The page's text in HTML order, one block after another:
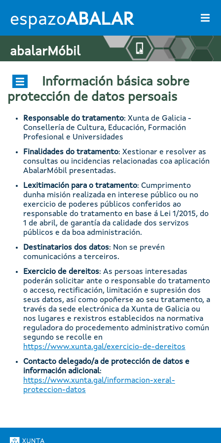
espazoABALAR
abalarMóbil
Información básica sobre
protección de datos persoais
Responsable do tratamento: Xunta de Galicia -
Consellería de Cultura, Educación, Formación
Profesional e Universidades
Finalidades do tratamento: Xestionar e resolver as
consultas ou incidencias relacionadas coa aplicación
AbalarMóbil presentadas.
Lexitimación para o tratamento: Cumprimento
dunha misión realizada en interese público ou no
exercicio de poderes públicos conferidos ao
responsable do tratamento en base á Lei 1/2015, do
1 de abril, de garantía da calidade dos servizos
públicos e da boa administración.
Destinatarios dos datos: Non se prevén
comunicacións a terceiros.
Exercicio de dereitos: As persoas interesadas
poderán solicitar ante o responsable do tratamento
o acceso, rectificación, limitación e supresión dos
seus datos, así como opoñerse ao seu tratamento, a
través da sede electrónica da Xunta de Galicia ou
nos lugares e rexistros establecidos na normativa
reguladora do procedemento administrativo común
segundo se recolle en
https://www.xunta.gal/exercicio-de-dereitos
Contacto delegado/a de protección de datos e
información adicional:
https://www.xunta.gal/informacion-xeral-
proteccion-datos